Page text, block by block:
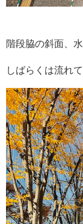
階段脇の斜面、
しばらくは流れ